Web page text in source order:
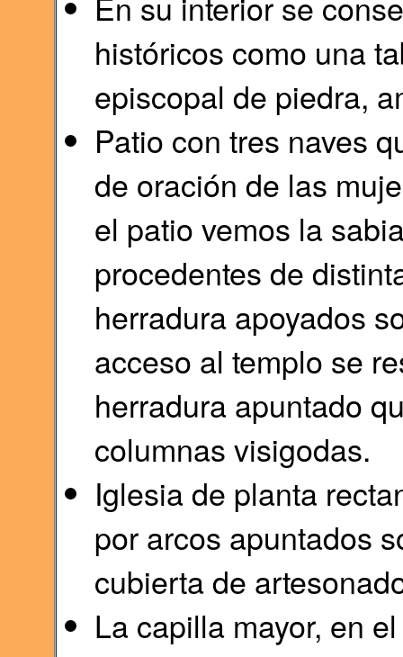
históricos como una
episcopal de piedra,
Patio con tres naves
de oración de las
el patio vemos la
procedentes de
herradura apoyados
acceso al templo se
herradura apuntado
columnas visigodas.
Iglesia de planta
por arcos apuntados
cubierta de
La capilla mayor, en